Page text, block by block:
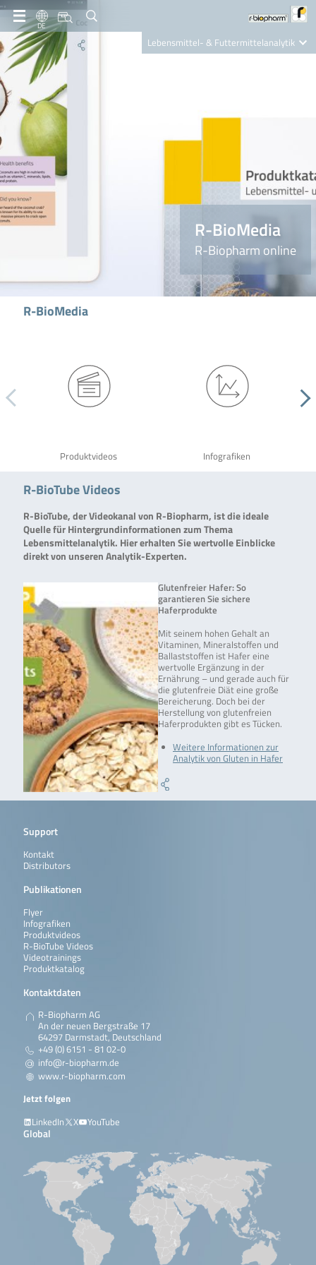
DE
Lebensmittel- & Futtermittelanalytik
R-BioMedia
R-Biopharm online
R-BioMedia
Produktvideos Infografiken
R-BioTube Videos
R-BioTube, der Videokanal von R-Biopharm, ist die ideale
Quelle für Hintergrundinformationen zum Thema
Lebensmittelanalytik. Hier erhalten Sie wertvolle Einblicke
direkt von unseren Analytik-Experten.
Glutenfreier Hafer: So
garantieren Sie sichere
Haferprodukte
Mit seinem hohen Gehalt an
Vitaminen, Mineralstoffen und
Ballaststoffen ist Hafer eine
wertvolle Ergänzung in der
Ernährung – und gerade auch für
die glutenfreie Diät eine große
Bereicherung. Doch bei der
Herstellung von glutenfreien
Haferprodukten gibt es Tücken.
Weitere Informationen zur
Analytik von Gluten in Hafer
Support
Kontakt
Distributors
Publikationen
Flyer
Infografiken
Produktvideos
R-BioTube Videos
Videotrainings
Produktkatalog
Kontaktdaten
R-Biopharm AG
An der neuen Bergstraße 17
64297 Darmstadt, Deutschland
+49 (0) 6151 - 81 02-0
info@r-biopharm.de
www.r-biopharm.com
Jetzt folgen
LinkedIn
X YouTube
Global